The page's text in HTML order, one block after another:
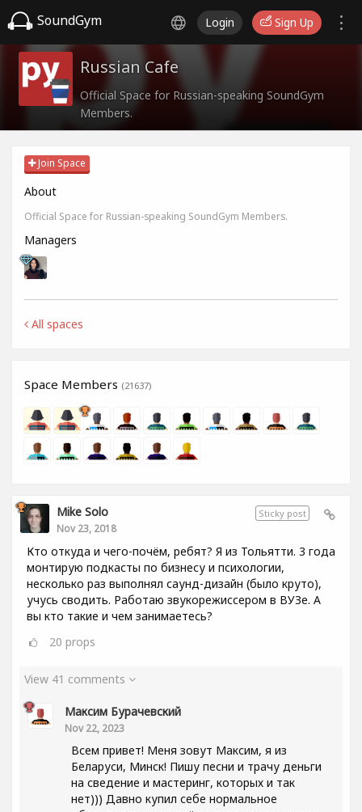
SoundGym Login Sign Up
Russian Cafe
Official Space for Russian-speaking SoundGym
Members.
Join Space
About
Official Space for Russian-speaking SoundGym Members.
Managers
All spaces
Space Members (21637)
Sticky post
Mike Solo
Nov 23, 2018
Кто откуда и чего-почём, ребят? Я из Тольятти. 3 года
монтирую подкасты по бизнесу и психологии,
несколько раз выполнял саунд-дизайн (было круто),
учусь сводить. Работаю звукорежиссером в ВУЗе. А
вы кто такие и чем занимаетесь?
20 props
View 41 comments
Максим Бурачевский
Nov 22, 2023
Всем привет! Меня зовут Максим, я из
Беларуси, Минск! Пишу песни и трачу деньги
на сведение и мастеринг, которых и так
нет))) Давно купил себе нормальное